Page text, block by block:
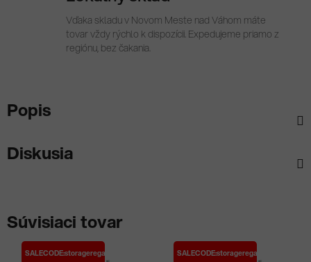
Vďaka skladu v Novom Meste nad Váhom máte
tovar vždy rýchlo k dispozícii. Expedujeme priamo z
regiónu, bez čakania.
Popis
Diskusia
Súvisiaci tovar
SALECODE:storageregale:10:% SALECODE:storageregale:10:%